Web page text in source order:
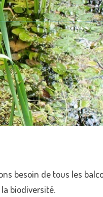
besoin de tous les
biodiversité.